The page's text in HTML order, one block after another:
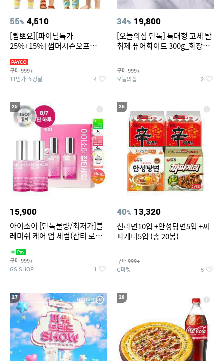
55% 4,510
[삠뽀요][파이널특가
25%+15%] 썸머시즌오프
영복/티셔츠/
구매 999+
11번가 쇼킹딜 4
34% 19,800
[오늘의집 단독] 특대형 고체 탈
취제 퓨어화이트 300g_화장실
구매 999+
오늘의집 2
25
15,900
아이소이 [단독물량/최저가]블
레미쉬 케어 업 세럼(잡티 로즈
2027-04-24)
구매 999+
GS SHOP 1
26
40% 13,320
신라면10입 +안성탕면5입 +짜
파게티5입 (총 20봉)
구매 999+
G마켓 5
27 28